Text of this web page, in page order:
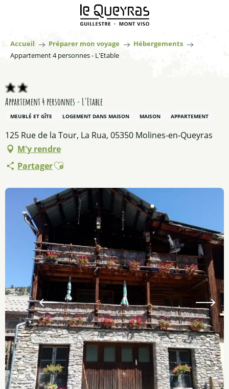
principal
Accueil Préparer mon voyage
Hébergements
Appartement 4 personnes - L'Etable
Appartement 4 personnes - L'Etable
MEUBLÉ ET GÎTE LOGEMENT DANS MAISON MAISON APPARTEMENT
125 Rue de la Tour, La Rua, 05350 Molines-en-Queyras
M'y rendre
PartagerAjouter aux favoris